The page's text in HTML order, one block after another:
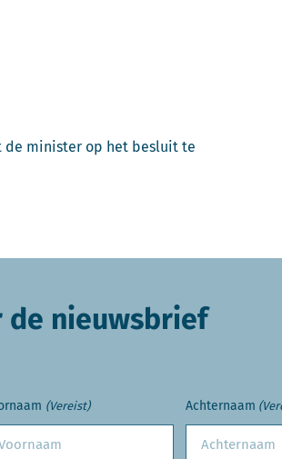
de minister op het besluit te
de nieuwsbrief
(Vereist) Achternaam